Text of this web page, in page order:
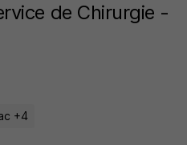
de Chirurgie -
+4